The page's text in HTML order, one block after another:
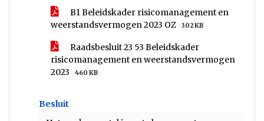
B1 Beleidskader risicomanagement en
weerstandsvermogen 2023 OZ
302 KB
Raadsbesluit 23 53 Beleidskader
risicomanagement en weerstandsvermogen
2023
460 KB
Besluit